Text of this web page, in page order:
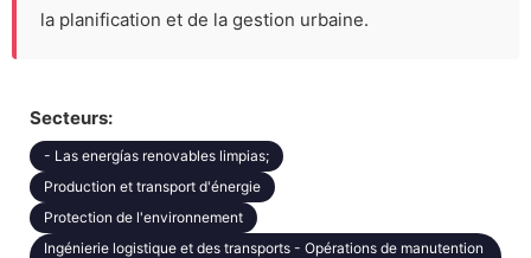
la planification et de la gestion urbaine.
Secteurs:
- Las energías renovables limpias;
Production et transport d'énergie
Protection de l'environnement
Ingénierie logistique et des transports - Opérations de manutention